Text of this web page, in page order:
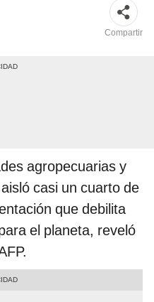
Compartir
agropecuarias y
casi un cuarto de
que debilita
el planeta, reveló